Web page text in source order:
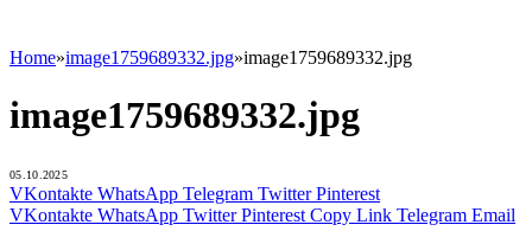
Home»image1759689332.jpg»image1759689332.jpg
image1759689332.jpg
05.10.2025
VKontakte WhatsApp Telegram Twitter Pinterest
VKontakte WhatsApp Twitter Pinterest Copy Link Telegram Email